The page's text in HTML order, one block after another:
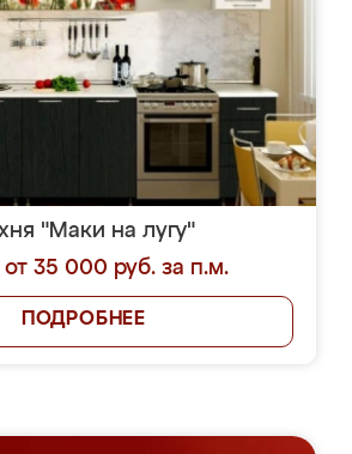
"Маки на лугу"
от 35 000 руб. за п.м.
ПОДРОБНЕЕ